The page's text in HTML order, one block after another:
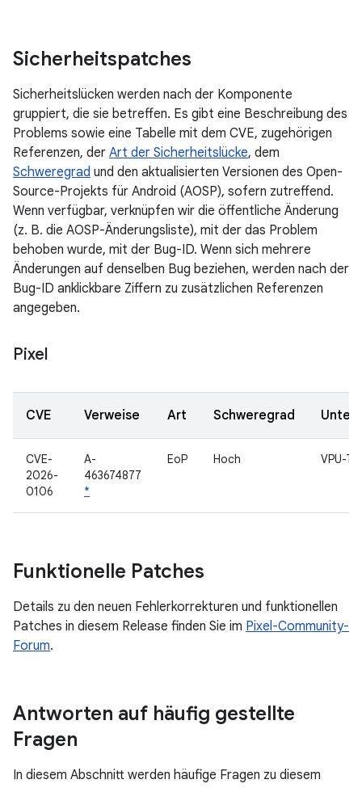
Sicherheitspatches
Sicherheitslücken werden nach der Komponente
gruppiert, die sie betreffen. Es gibt eine Beschreibung des
Problems sowie eine Tabelle mit dem CVE, zugehörigen
Referenzen, der Art der Sicherheitslücke, dem
Schweregrad und den aktualisierten Versionen des Open-
Source-Projekts für Android (AOSP), sofern zutreffend.
Wenn verfügbar, verknüpfen wir die öffentliche Änderung
(z. B. die AOSP-Änderungsliste), mit der das Problem
behoben wurde, mit der Bug-ID. Wenn sich mehrere
Änderungen auf denselben Bug beziehen, werden nach der
Bug-ID anklickbare Ziffern zu zusätzlichen Referenzen
angegeben.
Pixel
CVE Verweise Art Schweregrad
CVE-
2026-
0106
A-
463674877
*
EoP Hoch VPU-
Funktionelle Patches
Details zu den neuen Fehlerkorrekturen und funktionellen
Patches in diesem Release finden Sie im Pixel-Community-
Forum.
Antworten auf häufig gestellte
Fragen
In diesem Abschnitt werden häufige Fragen zu diesem